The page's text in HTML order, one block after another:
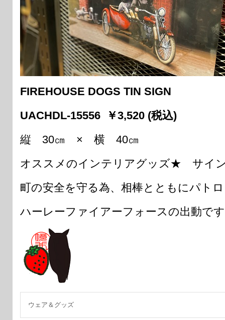
FIREHOUSE DOGS TIN SIGN
UACHDL-15556 ￥3,520 (税込)
縦 30㎝ × 横 40㎝
オススメのインテリアグッズ★ サイ
町の安全を守る為、相棒とともにパト
ハーレーファイアーフォースの出動で
ウェア＆グッズ